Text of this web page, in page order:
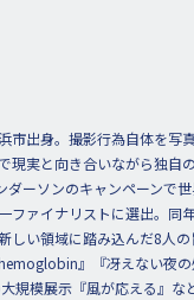
市出身。撮影行為自体を写
現実と向き合いながら独自
ダーソンのキャンペーンで
ファイナリストに選出。同
しい領域に踏み込んだ8人
』『冴えない夜の
規模展示『風が応える』な